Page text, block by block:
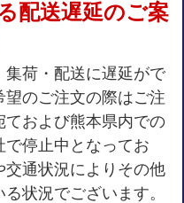
配送遅延のご案
集荷・配送に遅延がで
のご注文の際はご注
および熊本県内での
停止中となってお
交通状況によりその他
状況でございます。